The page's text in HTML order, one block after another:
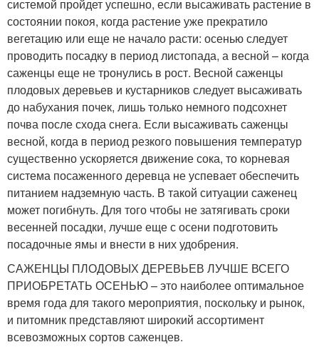
системой пройдет успешно, если высаживать растение в
состоянии покоя, когда растение уже прекратило
вегетацию или еще не начало расти: осенью следует
проводить посадку в период листопада, а весной – когда
саженцы еще не тронулись в рост. Весной саженцы
плодовых деревьев и кустарников следует высаживать
до набухания почек, лишь только немного подсохнет
почва после схода снега. Если высаживать саженцы
весной, когда в период резкого повышения температур
существенно ускоряется движение сока, то корневая
система посаженного деревца не успевает обеспечить
питанием надземную часть. В такой ситуации саженец
может погибнуть. Для того чтобы не затягивать сроки
весенней посадки, лучше еще с осени подготовить
посадочные ямы и внести в них удобрения.
САЖЕНЦЫ ПЛОДОВЫХ ДЕРЕВЬЕВ ЛУЧШЕ ВСЕГО
ПРИОБРЕТАТЬ ОСЕНЬЮ – это наиболее оптимальное
время года для такого мероприятия, поскольку и рынок,
и питомник представляют широкий ассортимент
всевозможных сортов саженцев.